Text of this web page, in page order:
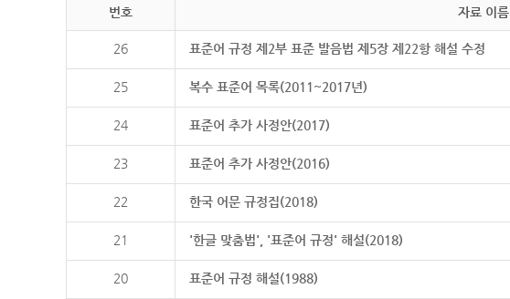
번호 자료 이름
26 표준어 규정 제2부 표준 발음법 제5장 제22항 해설 수정
25 복수 표준어 목록(2011~2017년)
24 표준어 추가 사정안(2017)
23 표준어 추가 사정안(2016)
22 한국 어문 규정집(2018)
21 '한글 맞춤법', '표준어 규정' 해설(2018)
20 표준어 규정 해설(1988)